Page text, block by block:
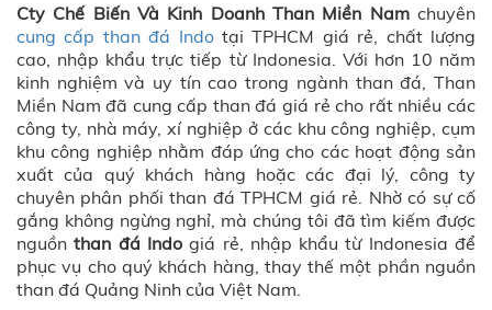
Cty Chế Biến Và Kinh Doanh Than Miền Nam chuyên
cung cấp than đá Indotại TPHCM giá rẻ, chất lượng
cao, nhập khẩu trực tiếp từ Indonesia. Với hơn 10 năm
kinh nghiệm và uy tín cao trong ngành than đá, Than
Miền Nam đã cung cấp than đá giá rẻ cho rất nhiều các
công ty, nhà máy, xí nghiệp ở các khu công nghiệp, cụm
khu công nghiệp nhằm đáp ứng cho các hoạt động sản
xuất của quý khách hàng hoặc các đại lý, công ty
chuyên phân phối than đá TPHCM giá rẻ. Nhờ có sự cố
gắng không ngừng nghỉ, mà chúng tôi đã tìm kiếm được
nguồnthan đá Indogiá rẻ, nhập khẩu từ Indonesia để
phục vụ cho quý khách hàng, thay thế một phần nguồn
than đá Quảng Ninh của Việt Nam.